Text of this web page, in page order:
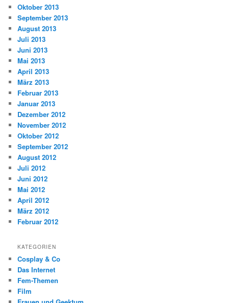
Oktober 2013
September 2013
August 2013
Juli 2013
Juni 2013
Mai 2013
April 2013
März 2013
Februar 2013
Januar 2013
Dezember 2012
November 2012
Oktober 2012
September 2012
August 2012
Juli 2012
Juni 2012
Mai 2012
April 2012
März 2012
Februar 2012
KATEGORIEN
Cosplay & Co
Das Internet
Fem-Themen
Film